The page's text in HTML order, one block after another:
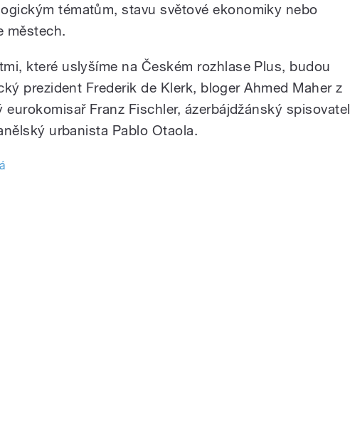
tématům, stavu světové ekonomiky nebo
městech.
které uslyšíme na Českém rozhlase Plus, budou
prezident Frederik de Klerk, bloger Ahmed Maher z
eurokomisař Franz Fischler, ázerbájdžánský spisovatel
urbanista Pablo Otaola.